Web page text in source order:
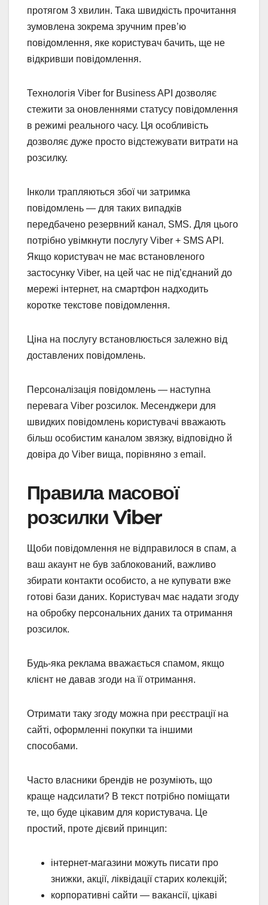
протягом 3 хвилин. Така швидкість прочитання
зумовлена зокрема зручним прев’ю
повідомлення, яке користувач бачить, ще не
відкривши повідомлення.
Технологія Viber for Business API дозволяє
стежити за оновленнями статусу повідомлення
в режимі реального часу. Ця особливість
дозволяє дуже просто відстежувати витрати на
розсилку.
Інколи трапляються збої чи затримка
повідомлень — для таких випадків
передбачено резервний канал, SMS. Для цього
потрібно увімкнути послугу Viber + SMS API.
Якщо користувач не має встановленого
застосунку Viber, на цей час не під’єднаний до
мережі інтернет, на смартфон надходить
коротке текстове повідомлення.
Ціна на послугу встановлюється залежно від
доставлених повідомлень.
Персоналізація повідомлень — наступна
перевага Viber розсилок. Месенджери для
швидких повідомлень користувачі вважають
більш особистим каналом звязку, відповідно й
довіра до Viber вища, порівняно з email.
Правила масової
розсилки Viber
Щоби повідомлення не відправилося в спам, а
ваш акаунт не був заблокований, важливо
збирати контакти особисто, а не купувати вже
готові бази даних. Користувач має надати згоду
на обробку персональних даних та отримання
розсилок.
Будь-яка реклама вважається спамом, якщо
клієнт не давав згоди на її отримання.
Отримати таку згоду можна при реєстрації на
сайті, оформленні покупки та іншими
способами.
Часто власники брендів не розуміють, що
краще надсилати? В текст потрібно поміщати
те, що буде цікавим для користувача. Це
простий, проте дієвий принцип:
інтернет-магазини можуть писати про
знижки, акції, ліквідації старих колекцій;
корпоративні сайти — вакансії, цікаві